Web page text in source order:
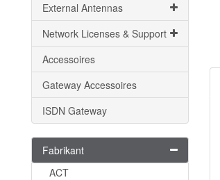
External Antennas
Network Licenses & Support
Accessoires
Gateway Accessoires
ISDN Gateway
Fabrikant
ACT